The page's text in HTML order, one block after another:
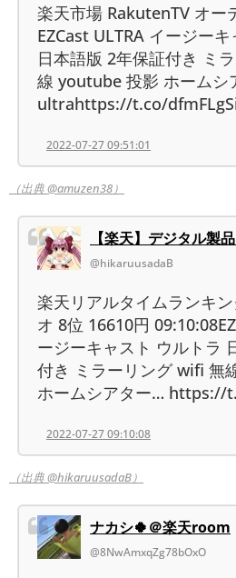
楽天市場 RakutenTV オー
EZCast ULTRA イージー
日本語版 2年保証付き ミ
線 youtube 投影 ホームシ
ultrahttps://t.co/
2022-07-27 09:51:01
（出典 @amuzen38）
【楽天】デジタル製
@hikaruusadaB
楽天リアルタイムランキ
オ 8位 16610円
ージーキャスト ウルトラ
付き ミラーリング wifi 無
ホームシアター… https://
2022-07-27 09:10:08
（出典 @hikaruusadaB）
ナカシ🍀＠楽天room
@8NwAmxqZg78bOxO